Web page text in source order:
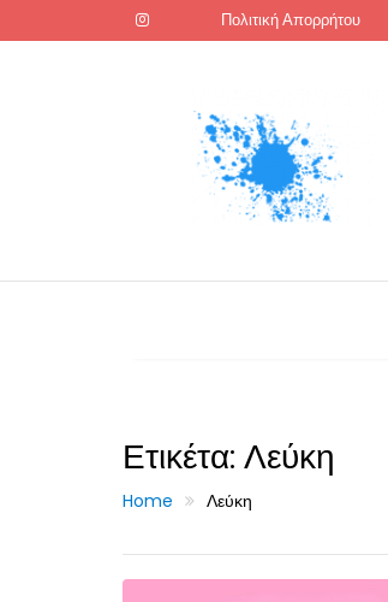
to
Πολιτική Απορρήτου
Ετικέτα: Λεύκη
Home Λεύκη